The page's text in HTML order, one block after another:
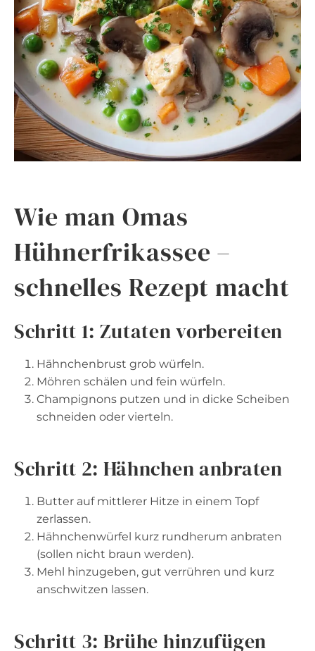
Wie man Omas
Hühnerfrikassee –
schnelles Rezept macht
Schritt 1: Zutaten vorbereiten
Hähnchenbrust grob würfeln.
Möhren schälen und fein würfeln.
Champignons putzen und in dicke Scheiben
schneiden oder vierteln.
Schritt 2: Hähnchen anbraten
Butter auf mittlerer Hitze in einem Topf
zerlassen.
Hähnchenwürfel kurz rundherum anbraten
(sollen nicht braun werden).
Mehl hinzugeben, gut verrühren und kurz
anschwitzen lassen.
Schritt 3: Brühe hinzufügen